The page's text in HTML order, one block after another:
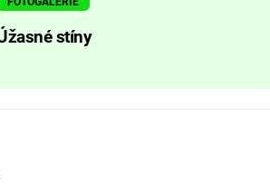
stíny